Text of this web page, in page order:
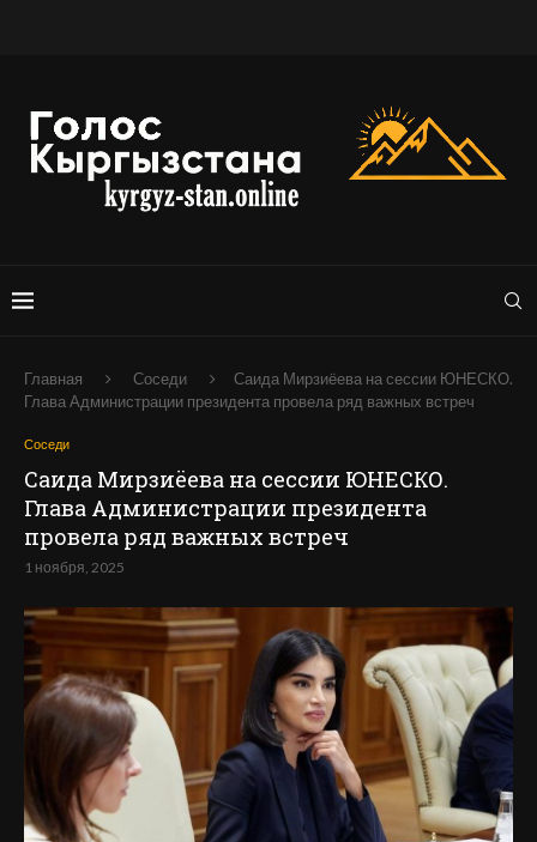
Главная Соседи
Саида Мирзиёева на сессии ЮНЕСКО.
Глава Администрации президента провела ряд важных встреч
Соседи
Саида Мирзиёева на сессии ЮНЕСКО.
Глава Администрации президента
провела ряд важных встреч
1 ноября, 2025